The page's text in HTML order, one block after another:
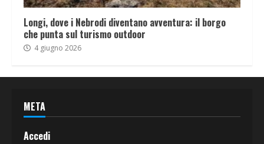
Longi, dove i Nebrodi diventano avventura: il borgo
che punta sul turismo outdoor
4 giugno 2026
META
Accedi